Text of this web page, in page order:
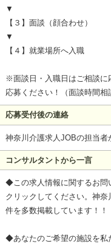
▼
【３】面談（顔合わせ）
▼
【４】就業場所へ入職
※面談日・入職日はご相談
応募ください！（面談時間相
応募受付後の連絡
神奈川介護求人JOBの担当者
コンサルタントから一言
◆この求人情報に関するお問
クリックしてください。神
件を多数掲載しています！！
◆あなたのご希望の施設を私